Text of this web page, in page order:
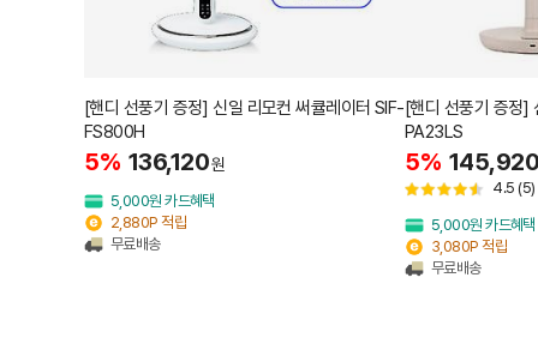
[핸디 선풍기 증정] 신일 리모컨 써큘레이터 SIF-
FS800H
5% 136,120원
5,000원 카드혜택
2,880P 적립
무료배송
[핸디 선풍기 증정]
PA23LS
5% 145,920
4.5 (5)
5,000원 카드혜택
3,080P 적립
무료배송